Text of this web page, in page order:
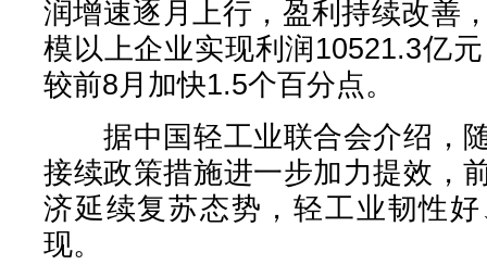
润增速逐月上行，盈利持续改善
模以上企业实现利润10521.3亿
较前8月加快1.5个百分点。
据中国轻工业联合会介绍，
接续政策措施进一步加力提效，
济延续复苏态势，轻工业韧性
现。